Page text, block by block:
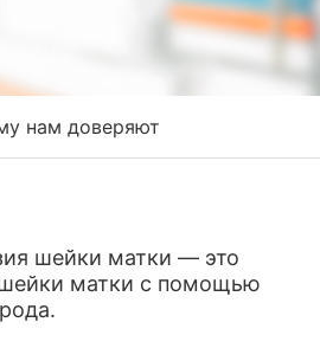
нам доверяют
шейки матки — это
матки с помощью